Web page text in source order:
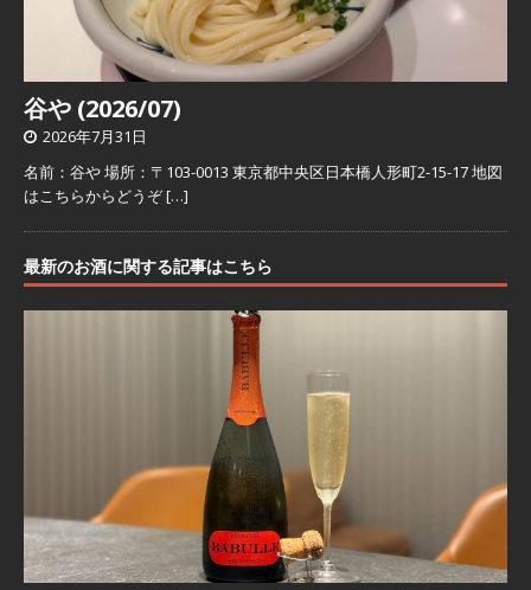
谷や (2026/07)
2026年7月31日
名前：谷や 場所：〒103-0013 東京都中央区日本橋人形町2-15-17 地図
はこちらからどうぞ[…]
最新のお酒に関する記事はこちら